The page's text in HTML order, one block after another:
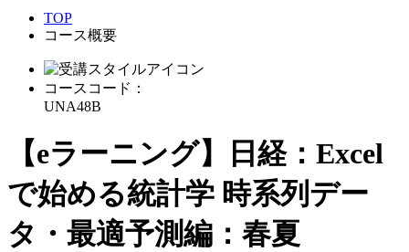
TOP
コース概要
コースコード：
UNA48B
【eラーニング】日経：Excel
で始める統計学 時系列デー
タ・最適予測編：春夏